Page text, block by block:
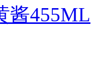
酱455ML